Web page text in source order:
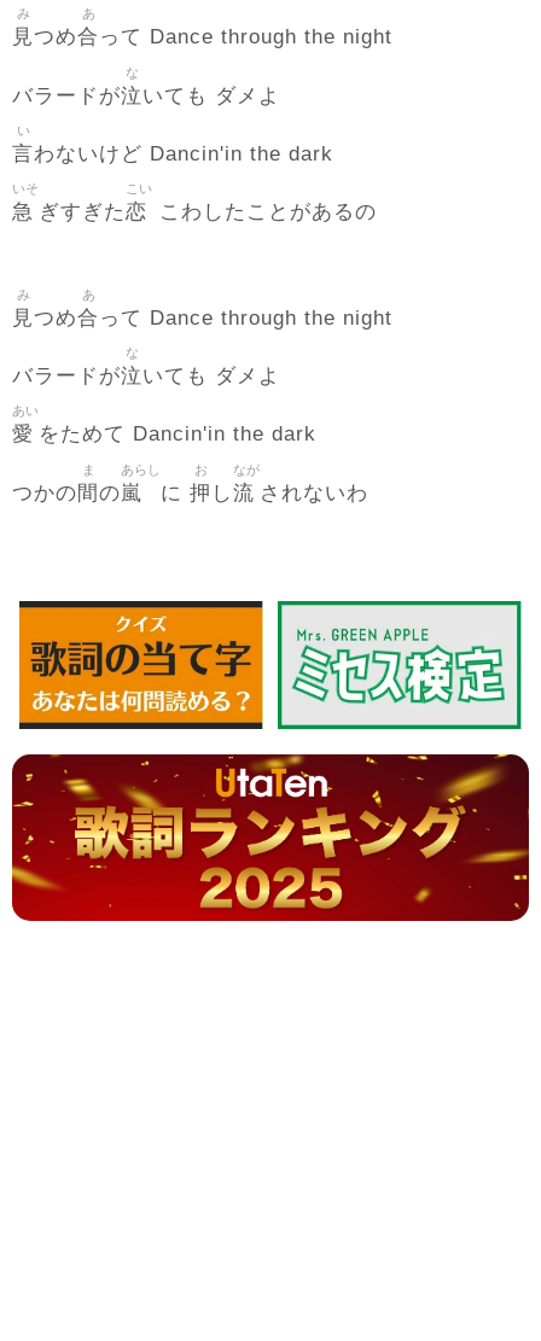
見
み
つめ合
あ
って Dance through the night
バラードが泣
な
いても ダメよ
言
い
わないけど Dancin'in the dark
急
いそ
ぎすぎた恋
こい
こわしたことがあるの
見
み
つめ合
あ
って Dance through the night
バラードが泣
な
いても ダメよ
愛
あい
をためて Dancin'in the dark
つかの間
ま
の嵐
あらし
に 押
お
し流
なが
されないわ